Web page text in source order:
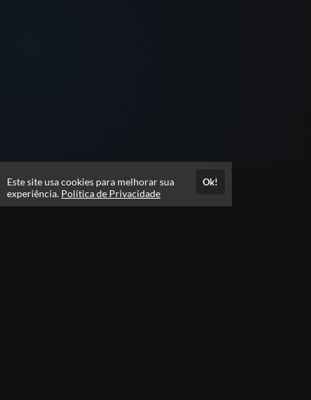
Atendimento
Este site usa cookies para melhorar sua
experiência. Política de Privacidade
Ok!